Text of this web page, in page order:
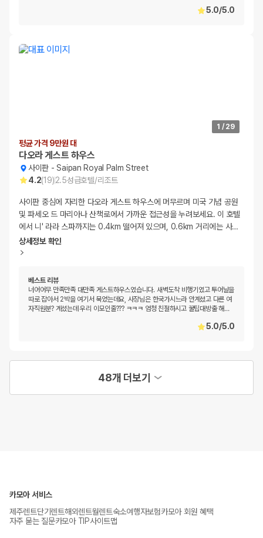
5.0/5.0
1 / 29
평균 가격 9만원 대
다오라 게스트 하우스
사이판 - Saipan Royal Palm Street
4.2(19)2.5성급호텔/리조트
사이판 중심에 자리한 다오라 게스트 하우스에 머무르며 미국 기념 공원
및 파세오 드 마리아나 산책로에서 가까운 접근성을 누려보세요. 이 호텔
에서 니' 라라 스파까지는 0.4km 떨어져 있으며, 0.6km 거리에는 사…
상세정보 확인
베스트 리뷰
너어어무 만족만족 대만족 게스트하우스였습니다. 새벽도착 비행기였고 투어날을
따로 잡아서 2박을 여기서 묵었는데요, 사장님은 한국가시느라 안계셨고 다른 여
자직원분? 계셨는데 우리 이모인줄??? ㅋㅋㅋ 엄청 친절하시고 꿀팁대방출 해…
5.0/5.0
48개 더보기
카모아 서비스
제주렌트단기렌트해외렌트월렌트숙소여행자보험카모아 회원 혜택
자주 묻는 질문카모아 TIP사이트맵